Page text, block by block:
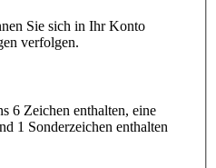
Sie sich in Ihr Konto
verfolgen.
6 Zeichen enthalten, eine
1 Sonderzeichen enthalten